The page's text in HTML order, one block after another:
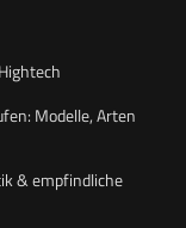
Modelle, Arten
& empfindliche